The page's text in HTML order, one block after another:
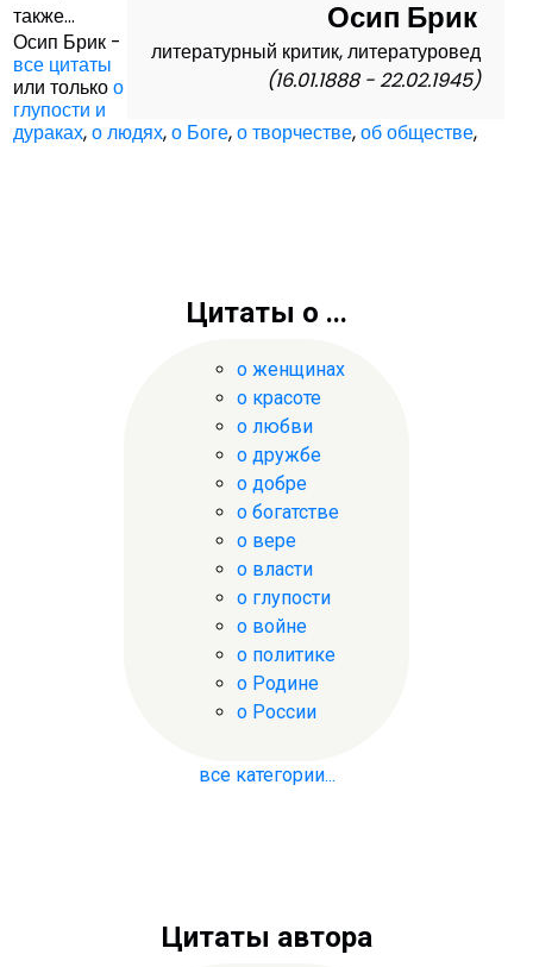
Осип Брик
литературный критик, литературовед
(16.01.1888 - 22.02.1945)
также...
Осип Брик -
все цитаты
или толькоо
глупости и
дураках,о людях,о Боге,о творчестве,об обществе,
Цитаты о ...
о женщинах
о красоте
о любви
о дружбе
о добре
о богатстве
о вере
о власти
о глупости
о войне
о политике
о Родине
о России
все категории...
Цитаты автора